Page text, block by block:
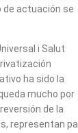
de actuación se
i Salut
ha sido la
mucho por
de la
representan